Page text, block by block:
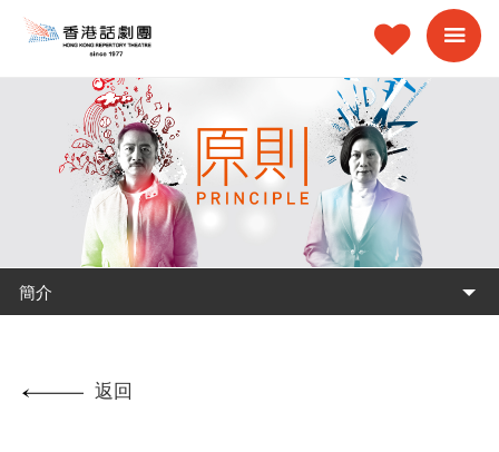
簡介
返回